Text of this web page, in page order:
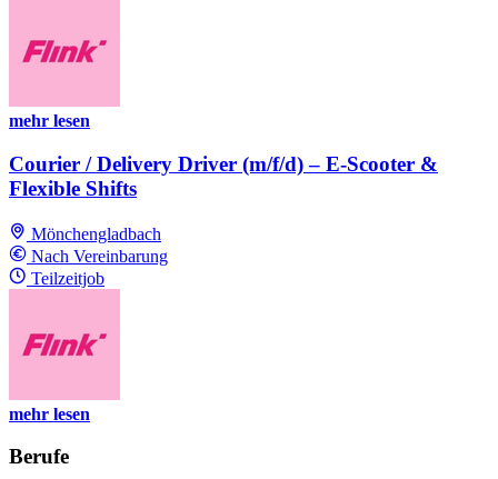
mehr lesen
Courier / Delivery Driver (m/f/d) – E-Scooter &
Flexible Shifts
Mönchengladbach
Nach Vereinbarung
Teilzeitjob
mehr lesen
Berufe